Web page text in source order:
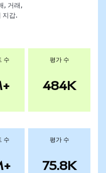
, 거래,
지갑.
수 평가 수
484K
수 평가 수
75.8K